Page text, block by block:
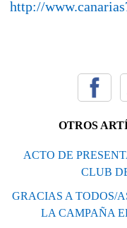
http://
OTROS
ACTO DE
CLUB
GRACIAS A TODOS/
LA CAMPAÑA